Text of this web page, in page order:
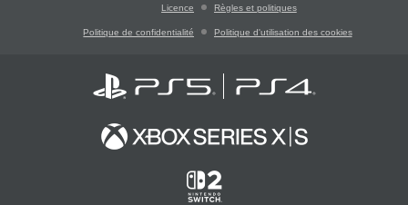
Licence Règles et politiques
Politique de confidentialité Politique d'utilisation des cookies